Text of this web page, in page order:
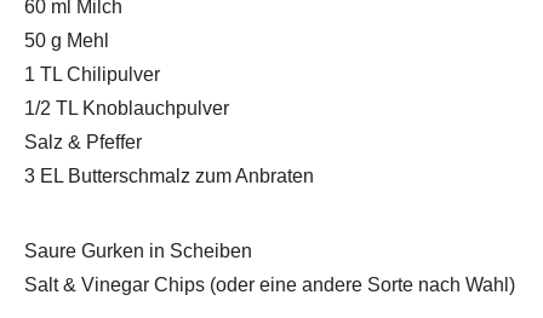
60 ml Milch
50 g Mehl
1 TL Chilipulver
1/2 TL Knoblauchpulver
Salz & Pfeffer
3 EL Butterschmalz zum Anbraten
Saure Gurken in Scheiben
Salt & Vinegar Chips (oder eine andere Sorte nach Wahl)